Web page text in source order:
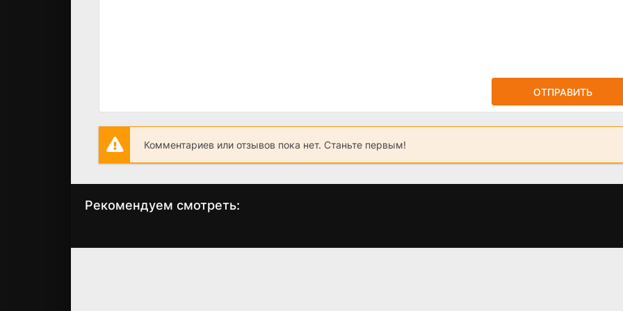
ОТПРАВИТЬ
Комментариев или отзывов пока нет. Станьте первым!
Рекомендуем смотреть: